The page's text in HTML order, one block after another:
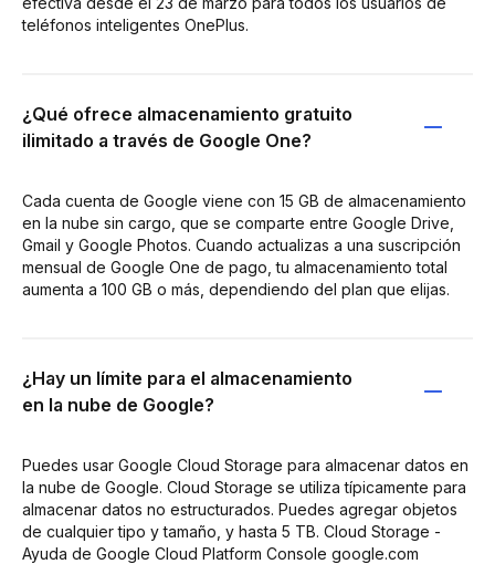
teléfonos inteligentes OnePlus.
¿Qué ofrece almacenamiento gratuito
ilimitado a través de Google One?
Cada cuenta de Google viene con 15 GB de almacenamiento
en la nube sin cargo, que se comparte entre Google Drive,
Gmail y Google Photos. Cuando actualizas a una suscripción
mensual de Google One de pago, tu almacenamiento total
aumenta a 100 GB o más, dependiendo del plan que elijas.
¿Hay un límite para el almacenamiento
en la nube de Google?
Puedes usar Google Cloud Storage para almacenar datos en
la nube de Google. Cloud Storage se utiliza típicamente para
almacenar datos no estructurados. Puedes agregar objetos
de cualquier tipo y tamaño, y hasta 5 TB. Cloud Storage -
Ayuda de Google Cloud Platform Console google.com